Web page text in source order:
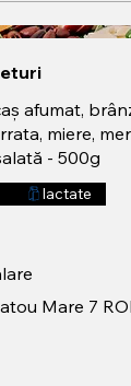
afumat,
miere,
- 500g
lactate
Mare 7